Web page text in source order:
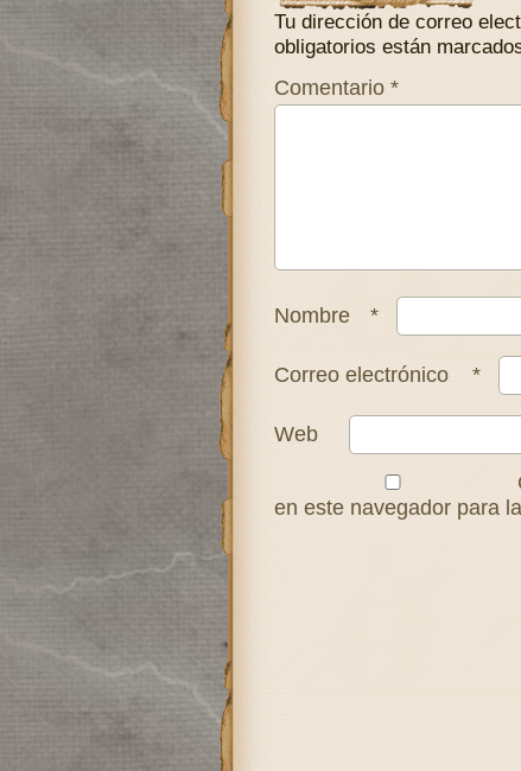
Tu dirección de correo
obligatorios están
Comentario *
Nombre *
Correo electrónico *
Web
en este navegador para